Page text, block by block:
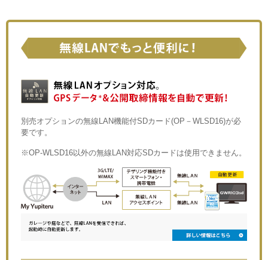
別売オプションの無線LAN機能付SDカード(OP－WLSD16)が必
要です。
※OP-WLSD16以外の無線LAN対応SDカードは使用できません。